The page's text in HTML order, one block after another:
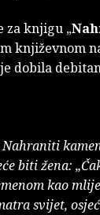
za knjigu „
književnom
dobila
biti žena:
kao
svijet,